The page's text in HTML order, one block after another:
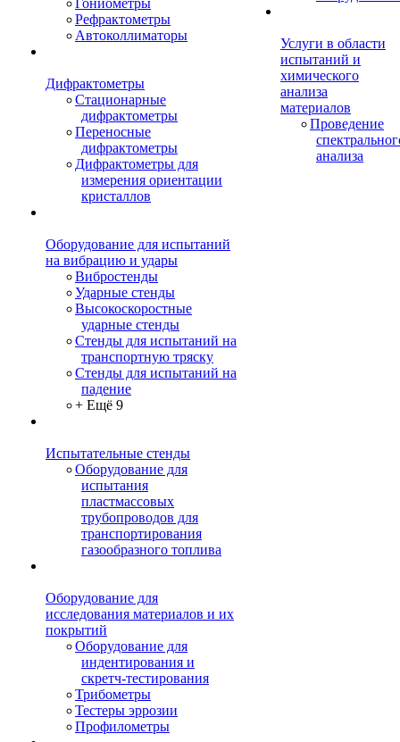
Гониометры
Рефрактометры
Автоколлиматоры
Дифрактометры
Стационарные
дифрактометры
Переносные
дифрактометры
Дифрактометры для
измерения ориентации
кристаллов
Оборудование для испытаний
на вибрацию и удары
Вибростенды
Ударные стенды
Высокоскоростные
ударные стенды
Стенды для испытаний на
транспортную тряску
Стенды для испытаний на
падение
+ Ещё 9
Испытательные стенды
Оборудование для
испытания
пластмассовых
трубопроводов для
транспортирования
газообразного топлива
Оборудование для
исследования материалов и их
покрытий
Оборудование для
индентирования и
скретч-тестирования
Трибометры
Тестеры эррозии
Профилометры
Услуги в области
испытаний и
химического
анализа
материалов
Проведение
анализа